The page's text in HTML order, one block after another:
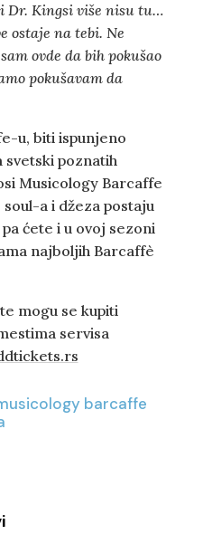
Dr. Kingsi više nisu tu…
ostaje na tebi. Ne
ovde da bih pokušao
pokušavam da
u, biti ispunjeno
poznatih
Musicology Barcaffe
soul-a i džeza postaju
ćete i u ovoj sezoni
najboljih Barcaffè
mogu se kupiti
servisa
barcaffe